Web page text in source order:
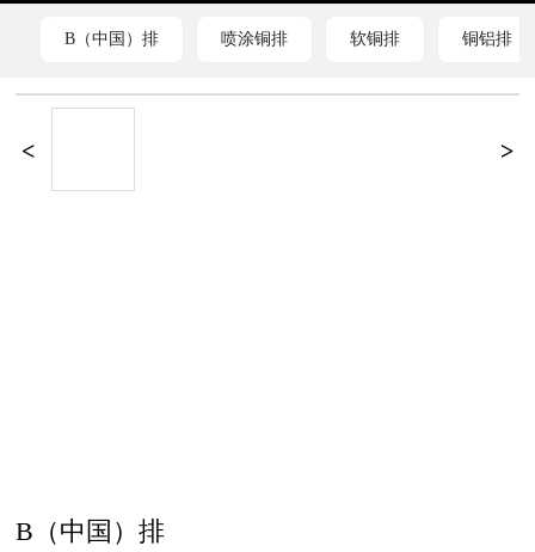
B（中国）排 喷涂铜排 软铜排 铜铝排
B（中国）排